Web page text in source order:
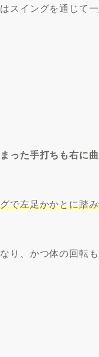
スイングを通じて一
った手打ちも右に
で左足かかとに踏
り、かつ体の回転も